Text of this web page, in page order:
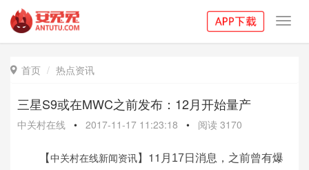
 首页 热点资讯
三星S9或在MWC之前发布：12月开始量产
中关村在线 • 2017-11-17 11:23:18 • 阅读 3170
【中关村在线新闻资讯】11 月17日消息，之前曾有爆